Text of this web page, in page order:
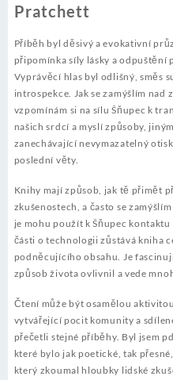
Pratchett
Příběh byl děsivý a evokativní
připomínka síly lásky a odpuštění
Vyprávěcí hlas byl odlišný, směs
introspekce. Jak se zamýšlím nad
vzpomínám si na sílu Šňupec k
našich srdcí a myslí způsoby,
zanechávající nevymazatelný
poslední věty.
Knihy mají způsob, jak tě přimět
zkušenostech, a často se
je mohu použít k Šňupec
části o technologii zůstává kniha
podněcujícího obsahu. Je
způsob života ovlivnil a vede
Čtení může být osamělou
vytvářející pocit komunity a
přečetli stejné příběhy. Byl jsem
které bylo jak poetické, tak
který zkoumal hloubky lidské